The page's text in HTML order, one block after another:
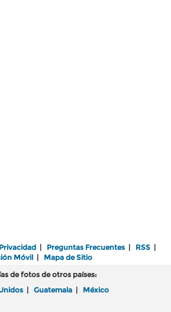
Privacidad | Preguntas Frecuentes | RSS |
Móvil| Mapa de Sitio
de fotos de otros países:
| Guatemala | México